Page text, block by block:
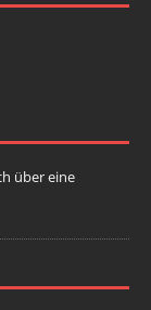
über eine